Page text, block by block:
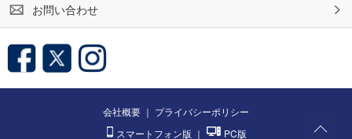
お問い合わせ
会社概要 ｜ プライバシーポリシー
スマートフォン版 ｜ PC版